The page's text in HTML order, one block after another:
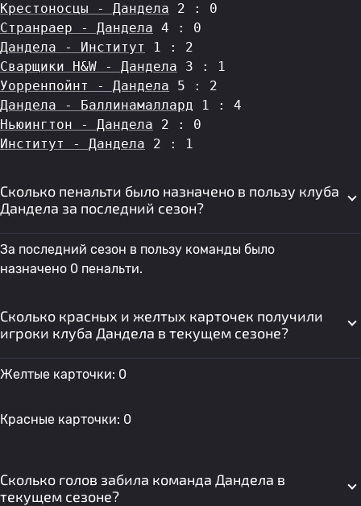
Крестоносцы - Дандела 2 : 0
Странраер - Дандела 4 : 0
Дандела - Институт
1 : 2
Сварщики H&W - Дандела 3 : 1
Уорренпойнт - Дандела 5 : 2
Дандела - Баллинамаллард 1 : 4
Ньюингтон - Дандела 2 : 0
Институт - Дандела 2 : 1
Сколько пенальти было назначено в пользу клуба
Дандела за последний сезон?
За последний сезон в пользу команды было
назначено 0 пенальти.
Сколько красных и желтых карточек получили
игроки клуба Дандела в текущем сезоне?
Желтые карточки: 0
Красные карточки: 0
Сколько голов забила команда Дандела в
текущем сезоне?